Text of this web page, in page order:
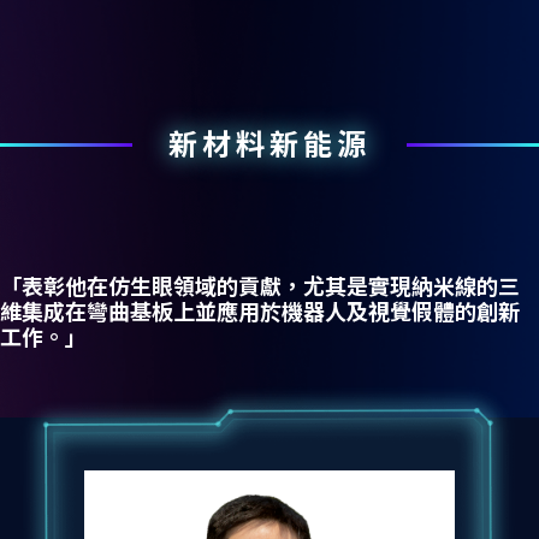
新材料新能源
「表彰他在仿生眼領域的貢獻，尤其是實現納米線的三
維集成在彎曲基板上並應用於機器人及視覺假體的創新
工作。」